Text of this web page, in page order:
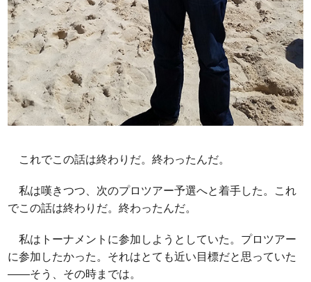
これでこの話は終わりだ。終わったんだ。
私は嘆きつつ、次のプロツアー予選へと着手した。これ
でこの話は終わりだ。終わったんだ。
私はトーナメントに参加しようとしていた。プロツアー
に参加したかった。それはとても近い目標だと思っていた
――そう、その時までは。